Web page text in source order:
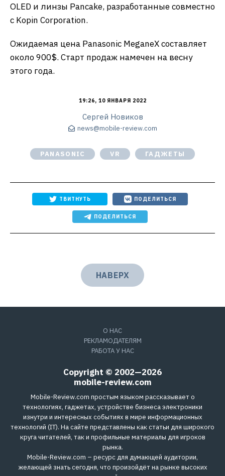
OLED и линзы Pancake, разработанные совместно
с Kopin Corporation.
Ожидаемая цена Panasonic MeganeX составляет
около 900$. Старт продаж намечен на весну
этого года.
19:26, 10 ЯНВАРЯ 2022
Сергей Новиков
news@mobile-review.com
PANASONIC VR ГАДЖЕТЫ
ТВИТНУТЬ ПОДЕЛИТЬСЯ
ПОДЕЛИТЬСЯ
НАВЕРХ
О НАС
РЕКЛАМОДАТЕЛЯМ
РАБОТА У НАС
Copyright © 2002—2026
mobile-review.com
Mobile-Review.com простым языком рассказывает о
технологиях, гаджетах, устройстве бизнеса электроники
изнутри и интересных событиях в мире информационных
технологий (IT). На сайте представлены как статьи для широкого
круга читателей, так и профильные материалы для игроков
рынка.
Mobile-Review.com – ресурс для думающей аудитории,
желающей знать сегодня, что произойдёт на рынке высоких